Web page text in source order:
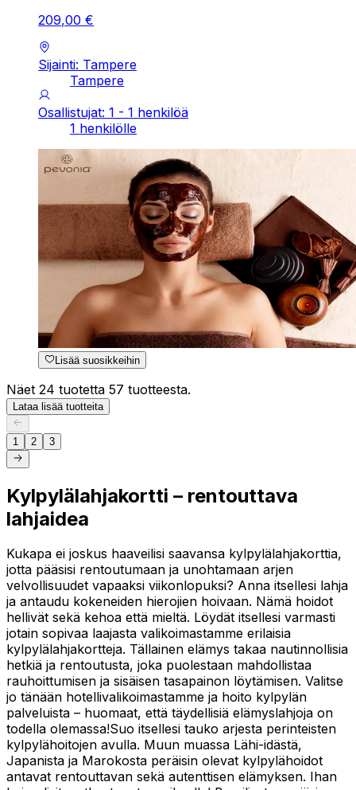
209,00 €
Sijainti: Tampere
Tampere
Osallistujat: 1 - 1 henkilöä
1 henkilölle
Lisää suosikkeihin
Näet 24 tuotetta 57 tuotteesta.
Lataa lisää tuotteita
1 2 3
Kylpylälahjakortti – rentouttava
lahjaidea
Kukapa ei joskus haaveilisi saavansa kylpylälahjakorttia,
jotta pääsisi rentoutumaan ja unohtamaan arjen
velvollisuudet vapaaksi viikonlopuksi? Anna itsellesi lahja
ja antaudu kokeneiden hierojien hoivaan. Nämä hoidot
hellivät sekä kehoa että mieltä. Löydät itsellesi varmasti
jotain sopivaa laajasta valikoimastamme erilaisia
kylpylälahjakortteja. Tällainen elämys takaa nautinnollisia
hetkiä ja rentoutusta, joka puolestaan mahdollistaa
rauhoittumisen ja sisäisen tasapainon löytämisen. Valitse
jo tänään hotellivalikoimastamme ja hoito kylpylän
palveluista – huomaat, että täydellisiä elämyslahjoja on
todella olemassa!Suo itsellesi tauko arjesta perinteisten
kylpylähoitojen avulla. Muun muassa Lähi-idästä,
Japanista ja Marokosta peräisin olevat kylpylähoidot
antavat rentouttavan sekä autenttisen elämyksen. Ihan